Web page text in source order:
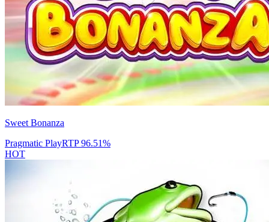
Sweet Bonanza
Pragmatic PlayRTP96.51%
HOT